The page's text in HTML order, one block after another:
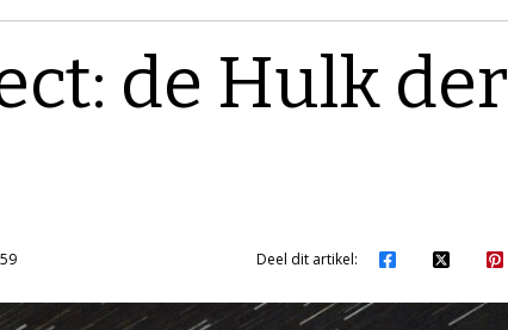
de Hulk der
Deel dit artikel: